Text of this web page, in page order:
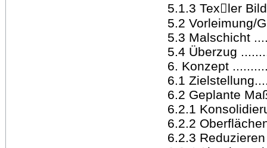
5.1.3 Tex􀁉ler
5.2 Vorleimung/
5.3 Malschicht
5.4 Überzug
6. Konzept
6.1
6.2 Geplante
6.2.1
6.2.2
6.2.3